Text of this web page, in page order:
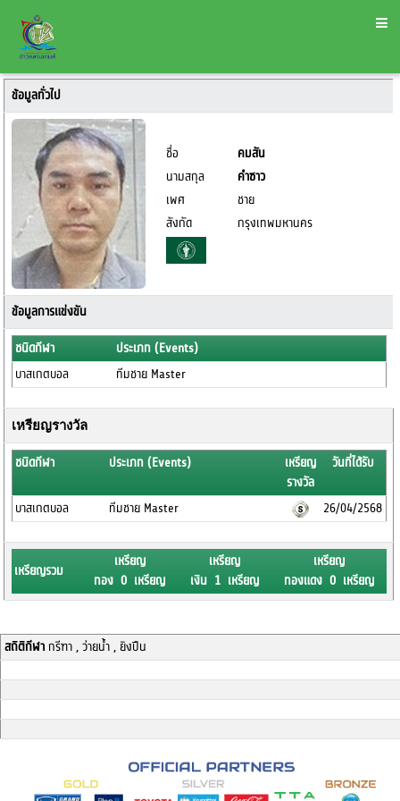
ข้อมูลทั่วไป
ชื่อ
คมสัน
นามสกุล
คำซาว
เพศ
ชาย
สังกัด
กรุงเทพมหานคร
ข้อมูลการแข่งขัน
ชนิดกีฬา
ประเภท (Events)
บาสเกตบอล
ทีมชาย Master
เหรียญรางวัล
ชนิดกีฬา ประเภท (Events)
เหรียญ
รางวัล
วันที่ได้รับ
บาสเกตบอล ทีมชาย Master 26/04/2568
เหรียญรวม
เหรียญ
ทอง 0 เหรียญ
เหรียญ
เงิน 1 เหรียญ
เหรียญ
ทองแดง 0 เหรียญ
สถิติกีฬากรีฑา , ว่ายน้ำ , ยิงปืน